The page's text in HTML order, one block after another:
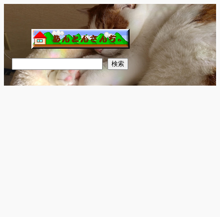
を
ス
キ
ッ
プ
索
検索